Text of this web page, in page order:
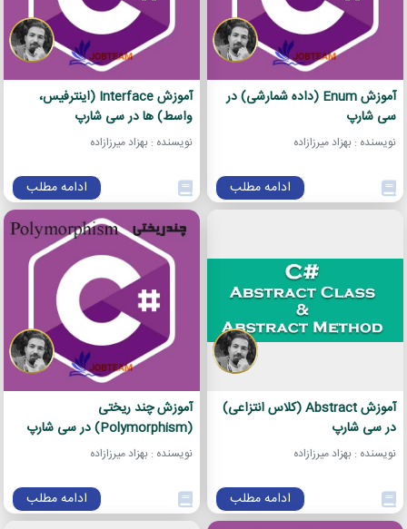
آموزش Enum (داده شمارشی) در
سی شارپ
نویسنده : بهزاد میرزازاده
ادامه مطلب
آموزش Interface (اینترفیس،
واسط) ها در سی شارپ
نویسنده : بهزاد میرزازاده
ادامه مطلب
آموزش Abstract (کلاس انتزاعی)
در سی شارپ
نویسنده : بهزاد میرزازاده
ادامه مطلب
آموزش چند ریختی
(Polymorphism) در سی شارپ
نویسنده : بهزاد میرزازاده
ادامه مطلب